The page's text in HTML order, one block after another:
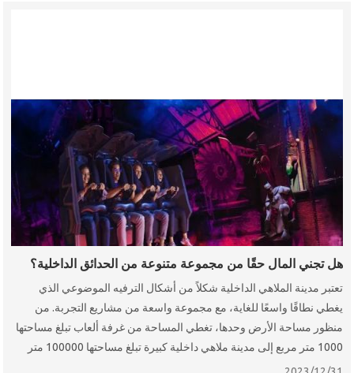
هل تجني المال حقًا من مجموعة متنوعة من الحدائق الداخلية؟
تعتبر مدينة الملاهي الداخلية شكلاً من أشكال الترفيه الموضوعي الذي
يغطي نطاقًا واسعًا للغاية، مع مجموعة واسعة من مشاريع التجربة. من
منظور مساحة الأرض وحدها، تغطي المساحة من غرفة ألعاب تبلغ مساحتها
1000 متر مربع إلى مدينة ملاهي داخلية كبيرة تبلغ مساحتها 100000 متر
مربع.